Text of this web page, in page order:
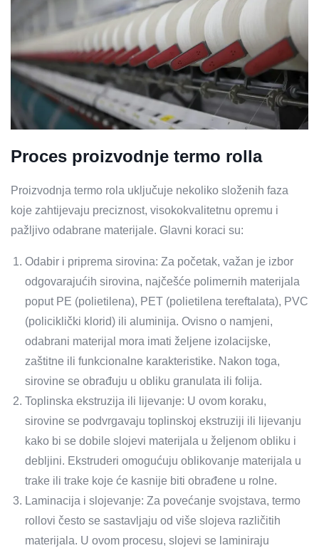
Proces proizvodnje termo rolla
Proizvodnja termo rola uključuje nekoliko složenih faza
koje zahtijevaju preciznost, visokokvalitetnu opremu i
pažljivo odabrane materijale. Glavni koraci su:
Odabir i priprema sirovina: Za početak, važan je izbor
odgovarajućih sirovina, najčešće polimernih materijala
poput PE (polietilena), PET (polietilena tereftalata), PVC
(policiklički klorid) ili aluminija. Ovisno o namjeni,
odabrani materijal mora imati željene izolacijske,
zaštitne ili funkcionalne karakteristike. Nakon toga,
sirovine se obrađuju u obliku granulata ili folija.
Toplinska ekstruzija ili lijevanje: U ovom koraku,
sirovine se podvrgavaju toplinskoj ekstruziji ili lijevanju
kako bi se dobile slojevi materijala u željenom obliku i
debljini. Ekstruderi omogućuju oblikovanje materijala u
trake ili trake koje će kasnije biti obrađene u rolne.
Laminacija i slojevanje: Za povećanje svojstava, termo
rollovi često se sastavljaju od više slojeva različitih
materijala. U ovom procesu, slojevi se laminiraju